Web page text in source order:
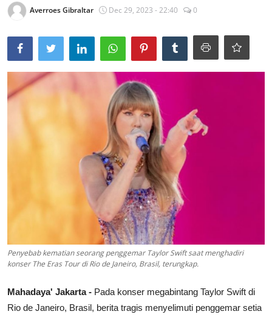
Olahraga
Nasional
Averroes Gibraltar Dec 29, 2023 - 22:40 0
Penyebab kematian seorang penggemar Taylor Swift saat menghadiri
konser The Eras Tour di Rio de Janeiro, Brasil, terungkap.
Mahadaya' Jakarta - Pada konser megabintang Taylor Swift di
Rio de Janeiro, Brasil, berita tragis menyelimuti penggemar setia